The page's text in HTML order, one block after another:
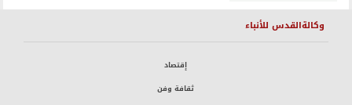
وكالةالقدس للأنباء
إقتصاد
ثقافة وفن